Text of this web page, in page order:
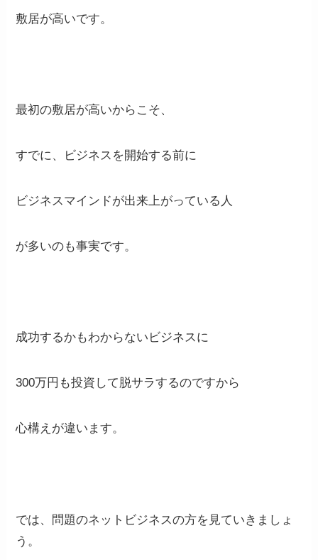
敷居が高いです。
最初の敷居が高いからこそ、
すでに、ビジネスを開始する前に
ビジネスマインドが出来上がっている人
が多いのも事実です。
成功するかもわからないビジネスに
300万円も投資して脱サラするのですから
心構えが違います。
では、問題のネットビジネスの方を見ていきましょ
う。